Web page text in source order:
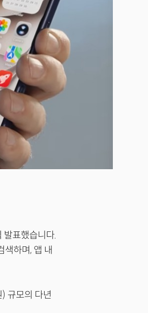
발표했습니다.
색하며, 앱 내
규모의 다년